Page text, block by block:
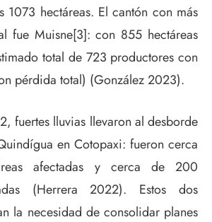
1073 hectáreas. El cantón con más
fue Muisne[3]: con 855 hectáreas
total de 723 productores con
pérdida total) (González 2023).
fuertes lluvias llevaron al desborde
en Cotopaxi: fueron cerca
afectadas y cerca de 200
(Herrera 2022). Estos dos
la necesidad de consolidar planes